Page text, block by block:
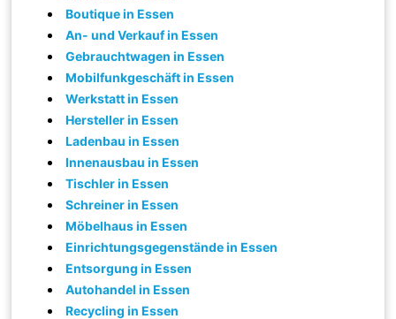
Boutique in Essen
An- und Verkauf in Essen
Gebrauchtwagen in Essen
Mobilfunkgeschäft in Essen
Werkstatt in Essen
Hersteller in Essen
Ladenbau in Essen
Innenausbau in Essen
Tischler in Essen
Schreiner in Essen
Möbelhaus in Essen
Einrichtungsgegenstände in Essen
Entsorgung in Essen
Autohandel in Essen
Recycling in Essen